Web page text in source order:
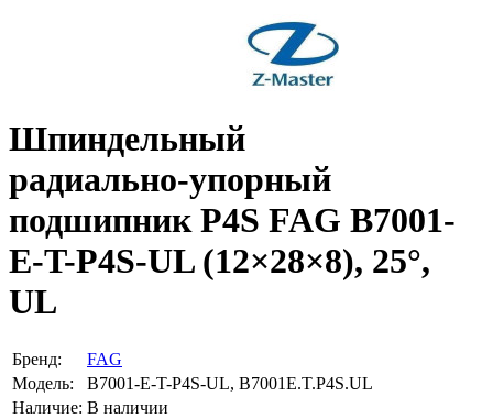
Шпиндельный
радиально‑упорный
подшипник P4S FAG B7001-
E-T-P4S-UL (12×28×8), 25°,
UL
Бренд:
FAG
Модель:
B7001-E-T-P4S-UL, B7001E.T.P4S.UL
Наличие: В наличии